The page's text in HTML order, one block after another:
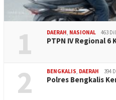
1 DAERAH, NASIONAL 463
PTPN IV Regional
2 BENGKALIS, DAERAH 394
Polres Bengkalis